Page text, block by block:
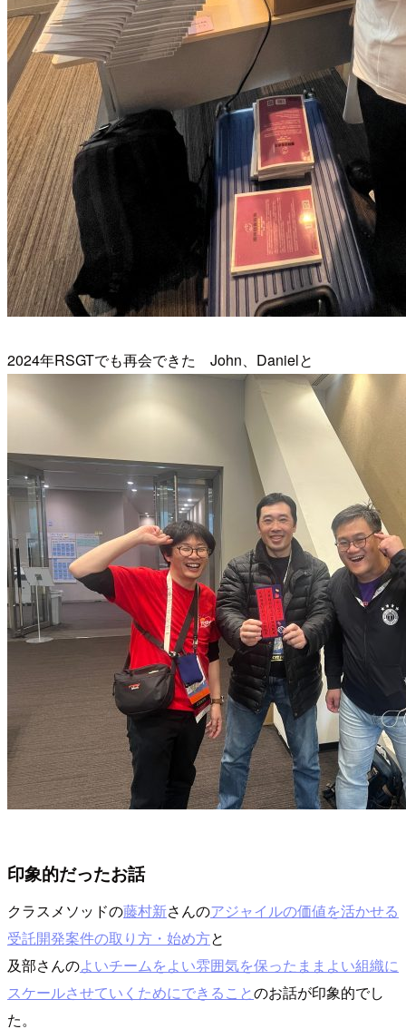
2024年RSGTでも再会できた John、Danielと
印象的だったお話
クラスメソッドの藤村新さんのアジャイルの価値を活かせる
受託開発案件の取り方・始め方と
及部さんのよいチームをよい雰囲気を保ったままよい組織に
スケールさせていくためにできることのお話が印象的でし
た。